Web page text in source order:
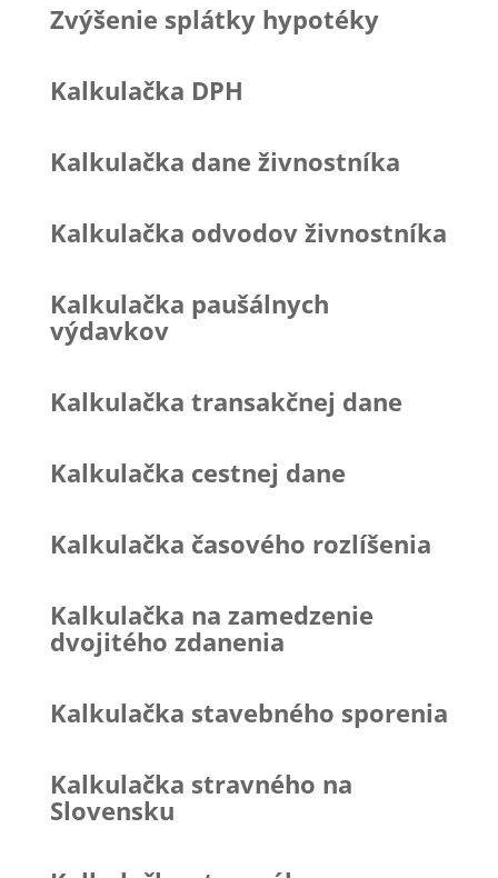
Zvýšenie splátky hypotéky
Kalkulačka DPH
Kalkulačka dane živnostníka
Kalkulačka odvodov živnostníka
Kalkulačka paušálnych
výdavkov
Kalkulačka transakčnej dane
Kalkulačka cestnej dane
Kalkulačka časového rozlíšenia
Kalkulačka na zamedzenie
dvojitého zdanenia
Kalkulačka stavebného sporenia
Kalkulačka stravného na
Slovensku